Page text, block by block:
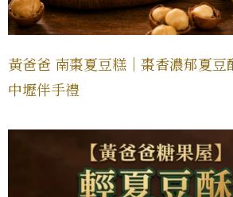
黃爸爸 南棗夏豆糕｜棗香濃郁夏豆
中壢伴手禮